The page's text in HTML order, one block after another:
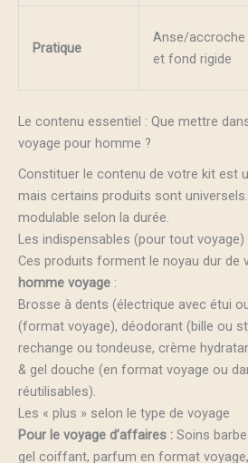
Pratique
Anse/accroche
et fond rigide
Le contenu essentiel : Que mettre
voyage pour homme ?
Constituer le contenu de votre kit est
mais certains produits sont
modulable selon la durée.
Les indispensables (pour tout voyage)
Ces produits forment le noyau dur de
homme voyage :
Brosse à dents (électrique avec étui
(format voyage), déodorant (bille ou
rechange ou tondeuse, crème
& gel douche (en format voyage ou
réutilisables).
Les « plus » selon le type de voyage
Pour le voyage d’affaires : Soins
gel coiffant, parfum en format